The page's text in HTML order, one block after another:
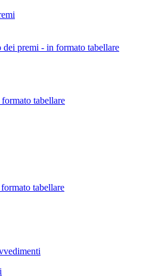
premi - in formato tabellare
tabellare
tabellare